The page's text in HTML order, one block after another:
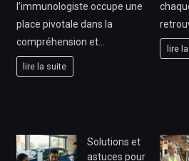
l’immunologiste occupe une
place pivotale dans la
compréhension et…
lire la suite
lire
Solutions et
astuces pour